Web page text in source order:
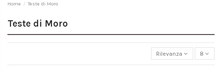
Home Teste di Moro
Teste di Moro
Rilevanza 8